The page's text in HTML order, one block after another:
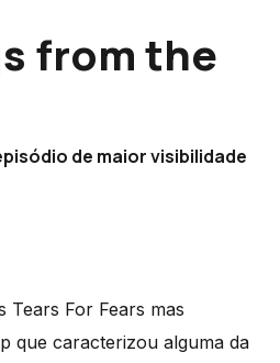
from the
de maior visibilidade
Tears For Fears mas
que caracterizou alguma da